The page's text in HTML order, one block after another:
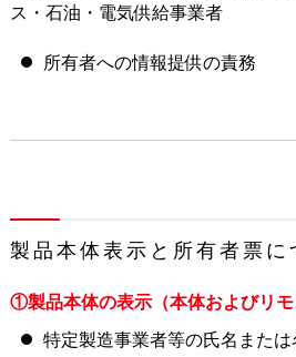
ス・石油・電気供給事業者
所有者への情報提供の責務
製品本体表示と所有者票に
①製品本体の表示（本体およびリモ
特定製造事業者等の氏名また